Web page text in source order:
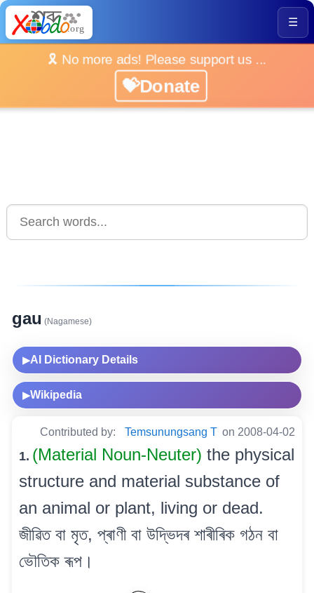
☰
🎗️ No more ads! Please support us ...
💝Donate
gau (Nagamese)
▶AI Dictionary Details
▶Wikipedia
Contributed by: Temsunungsang T on 2008-04-02
1. (Material Noun-Neuter) the physical
structure and material substance of
an animal or plant, living or dead.
জীৱিত বা মৃত, প্ৰাণী বা উদ্ভিদৰ শাৰীৰিক গঠন বা
ভৌতিক ৰূপ।